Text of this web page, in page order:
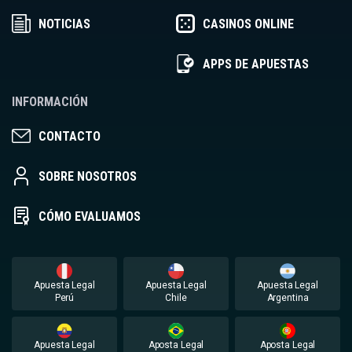
NOTICIAS CASINOS ONLINE
APPS DE APUESTAS
INFORMACIÓN
CONTACTO
SOBRE NOSOTROS
CÓMO EVALUAMOS
Apuesta Legal
Perú
Apuesta Legal
Chile
Apuesta Legal
Argentina
Apuesta Legal Aposta Legal Aposta Legal